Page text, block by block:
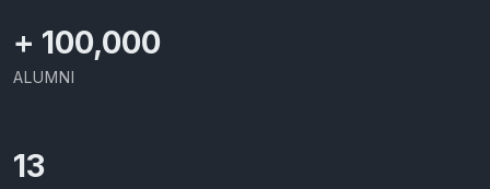
+ 100,000
ALUMNI
13